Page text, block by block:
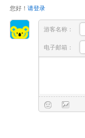
您好！ 请登录
游客名称：
电子邮箱：